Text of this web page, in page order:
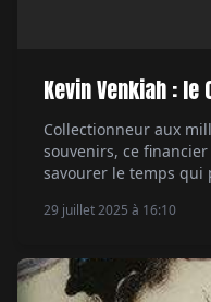
Kevin Venkiah :
Collectionneur aux
souvenirs, ce
savourer le temps qui
Emmanuel Galiero.
29 juillet 2025 à 16:10